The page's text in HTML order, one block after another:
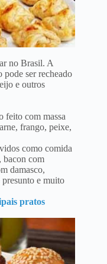
no Brasil. A
pode ser recheado
e outros
feito com massa
frango, peixe,
como comida
bacon com
damasco,
e muito
pratos